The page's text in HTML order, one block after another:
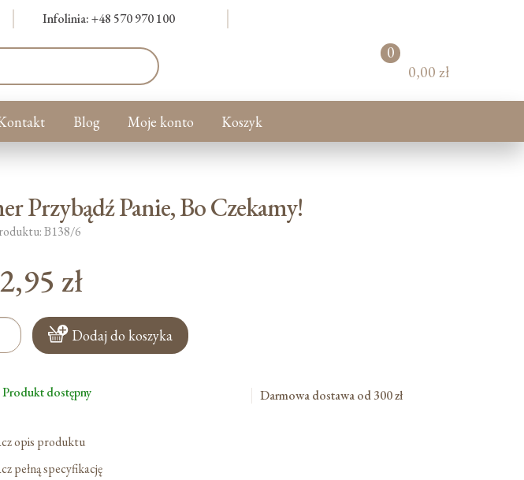
Infolinia: +48 570 970 100
0
pr
uk
w
0,00 zł
Blog Moje konto Koszyk
Przybądź Panie, Bo Czekamy!
B138/6
zł
Dodaj do koszyka
Produkt dostępny Darmowa dostawa od 300 zł
opis produktu
pełną specyfikację